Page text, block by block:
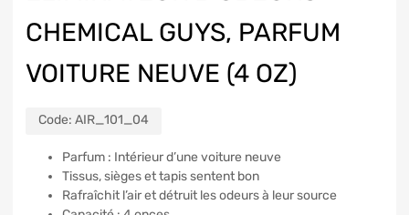
CHEMICAL GUYS, PARFUM
VOITURE NEUVE (4 OZ)
Code: AIR_101_04
Parfum : Intérieur d’une voiture neuve
Tissus, sièges et tapis sentent bon
Rafraîchit l’air et détruit les odeurs à leur source